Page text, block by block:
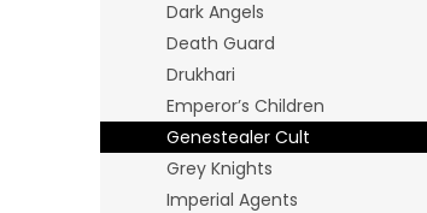
Dark Angels
Death Guard
Drukhari
Emperor’s Children
Genestealer Cult
Grey Knights
Imperial Agents